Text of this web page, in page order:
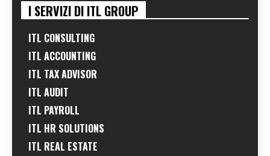
I SERVIZI DI ITL GROUP
ITL CONSULTING
ITL ACCOUNTING
ITL TAX ADVISOR
ITL AUDIT
ITL PAYROLL
ITL HR SOLUTIONS
ITL REAL ESTATE